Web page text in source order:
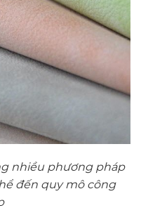
nhiều phương pháp
đến quy mô công